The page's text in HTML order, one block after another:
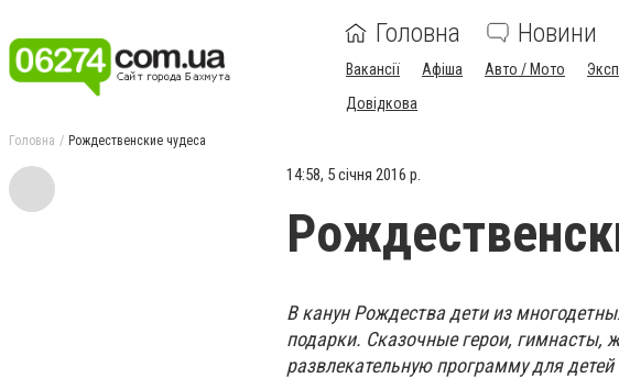
Головна Новини
Вакансії Афіша Авто / Мото
Довідкова
Головна Рождественские чудеса
14:58, 5 січня 2016 р.
В канун Рождества дети из
подарки. Сказочные герои, гимнасты,
развлекательную программу для